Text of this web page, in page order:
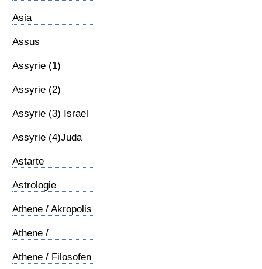
Asia
Assus
Assyrie (1)
Assyrie (2)
Assyrie (3) Israel
Assyrie (4)Juda
Astarte
Astrologie
Athene / Akropolis
Athene /
Athene / Filosofen